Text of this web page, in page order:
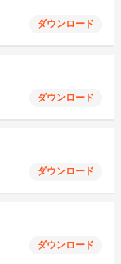
ダウンロード
ダウンロード
ダウンロード
ダウンロード